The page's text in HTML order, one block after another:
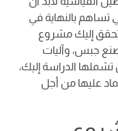
تساهم بالنهاية في
تحقق إليك مشروع
جبس، وآليات
الدراسة إليك،
عليها من أجل